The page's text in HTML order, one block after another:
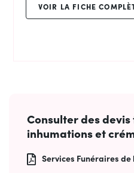
VOIR LA FICHE
Consulter des
inhumations et
Services Funéraires de